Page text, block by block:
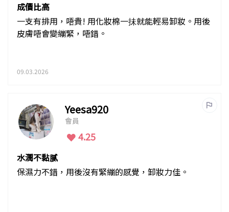
成價比高
一支有排用，唔貴! 用化妝棉一抺就能輕易卸妝。用後
皮膚唔會變繃緊，唔錯。
09.03.2026
Yeesa920
會員
4.25
水潤不黏腻
保濕力不錯，用後沒有緊繃的感覺，卸妝力佳。